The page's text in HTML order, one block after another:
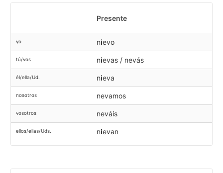
Presente
yo nievo
tú/vos nievas / nevás
él/ella/Ud. nieva
nosotros nevamos
vosotros neváis
ellos/ellas/Uds. nievan